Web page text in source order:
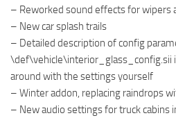
– Reworked sound effects for wipers
– New car splash trails
– Detailed description of config
\def\vehicle\interior_glass_config.sii
around with the settings yourself
– Winter addon, replacing raindrops
– New audio settings for truck cabins